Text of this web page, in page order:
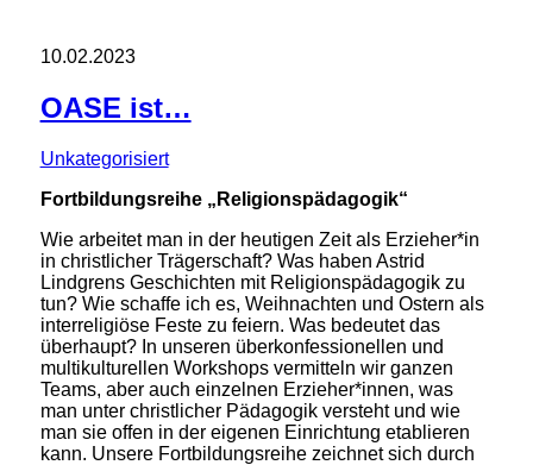
10.02.2023
OASE ist…
Unkategorisiert
Fortbildungsreihe „Religionspädagogik“
Wie arbeitet man in der heutigen Zeit als Erzieher*in
in christlicher Trägerschaft? Was haben Astrid
Lindgrens Geschichten mit Religionspädagogik zu
tun? Wie schaffe ich es, Weihnachten und Ostern als
interreligiöse Feste zu feiern. Was bedeutet das
überhaupt? In unseren überkonfessionellen und
multikulturellen Workshops vermitteln wir ganzen
Teams, aber auch einzelnen Erzieher*innen, was
man unter christlicher Pädagogik versteht und wie
man sie offen in der eigenen Einrichtung etablieren
kann. Unsere Fortbildungsreihe zeichnet sich durch